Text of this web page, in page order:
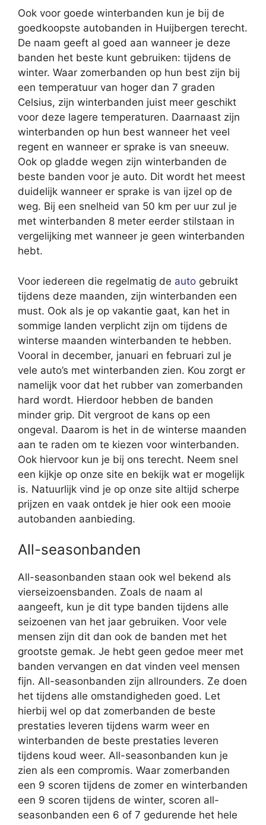
Ook voor goede winterbanden kun je bij de
goedkoopste autobanden in Huijbergen terecht.
De naam geeft al goed aan wanneer je deze
banden het beste kunt gebruiken: tijdens de
winter. Waar zomerbanden op hun best zijn bij
een temperatuur van hoger dan 7 graden
Celsius, zijn winterbanden juist meer geschikt
voor deze lagere temperaturen. Daarnaast zijn
winterbanden op hun best wanneer het veel
regent en wanneer er sprake is van sneeuw.
Ook op gladde wegen zijn winterbanden de
beste banden voor je auto. Dit wordt het meest
duidelijk wanneer er sprake is van ijzel op de
weg. Bij een snelheid van 50 km per uur zul je
met winterbanden 8 meter eerder stilstaan in
vergelijking met wanneer je geen winterbanden
hebt.
Voor iedereen die regelmatig de auto gebruikt
tijdens deze maanden, zijn winterbanden een
must. Ook als je op vakantie gaat, kan het in
sommige landen verplicht zijn om tijdens de
winterse maanden winterbanden te hebben.
Vooral in december, januari en februari zul je
vele auto’s met winterbanden zien. Kou zorgt er
namelijk voor dat het rubber van zomerbanden
hard wordt. Hierdoor hebben de banden
minder grip. Dit vergroot de kans op een
ongeval. Daarom is het in de winterse maanden
aan te raden om te kiezen voor winterbanden.
Ook hiervoor kun je bij ons terecht. Neem snel
een kijkje op onze site en bekijk wat er mogelijk
is. Natuurlijk vind je op onze site altijd scherpe
prijzen en vaak ontdek je hier ook een mooie
autobanden aanbieding.
All-seasonbanden
All-seasonbanden staan ook wel bekend als
vierseizoensbanden. Zoals de naam al
aangeeft, kun je dit type banden tijdens alle
seizoenen van het jaar gebruiken. Voor vele
mensen zijn dit dan ook de banden met het
grootste gemak. Je hebt geen gedoe meer met
banden vervangen en dat vinden veel mensen
fijn. All-seasonbanden zijn allrounders. Ze doen
het tijdens alle omstandigheden goed. Let
hierbij wel op dat zomerbanden de beste
prestaties leveren tijdens warm weer en
winterbanden de beste prestaties leveren
tijdens koud weer. All-seasonbanden kun je
zien als een compromis. Waar zomerbanden
een 9 scoren tijdens de zomer en winterbanden
een 9 scoren tijdens de winter, scoren all-
seasonbanden een 6 of 7 gedurende het hele